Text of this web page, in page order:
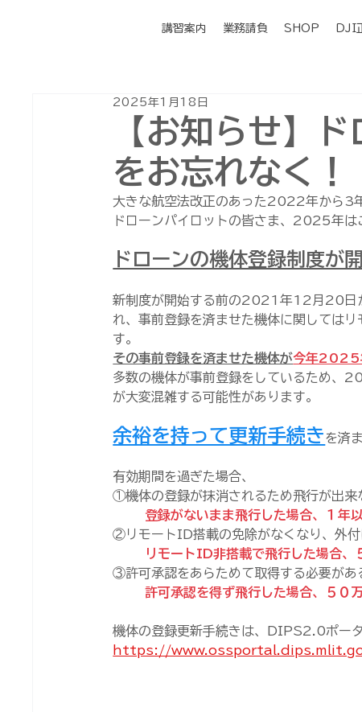
講習案内 業務請負 SHOP DJI
【お知らせ】
をお忘れなく！
2025年1月18日
大きな航空法改正のあった2022年から3
ドローンパイロットの皆さま、2025年は
ドローンの機体登録制度
新制度が開始する前の2021年12月20日
れ、事前登録を済ませた機体に関しては
す。
その事前登録を済ませた機体が今年2025
多数の機体が事前登録をしているため
が大変混雑する可能性があります。
余裕を持って更新手続きを済
有効期間を過ぎた場合、
①機体の登録が抹消されるため飛行が出来
登録がないまま飛行した場合、１年
②リモートID搭載の免除がなくなり、外付
リモートID非搭載で飛行した場合、
③許可承認をあらためて取得する必要があ
許可承認を得ず飛行した場合、５０
機体の登録更新手続きは、DIPS2.0ポータ
https://